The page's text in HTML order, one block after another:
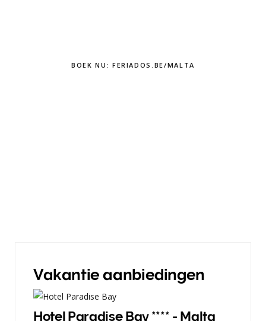
BOEK NU: FERIADOS.BE/MALTA
Vakantie aanbiedingen
Hotel Paradise Bay **** - Malta